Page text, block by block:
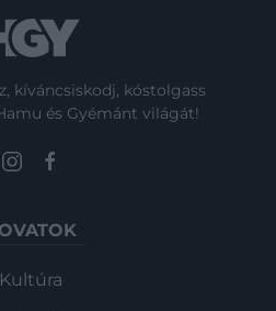
kíváncsiskodj, kóstolgass
és Gyémánt világát!
Kultúra